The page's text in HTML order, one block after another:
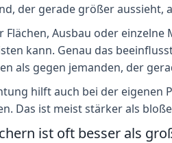
der gerade größer aussieht,
Flächen, Ausbau oder
kann. Genau das
als gegen jemanden, der
hilft auch bei der eigenen
Das ist meist stärker als
ist oft besser als